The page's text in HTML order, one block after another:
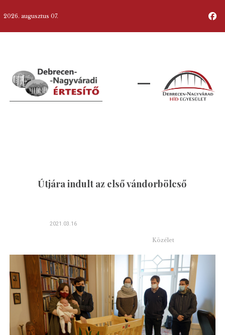
2026. augusztus 07.
Útjára indult az első vándorbölcső
2021.03.16
Közélet